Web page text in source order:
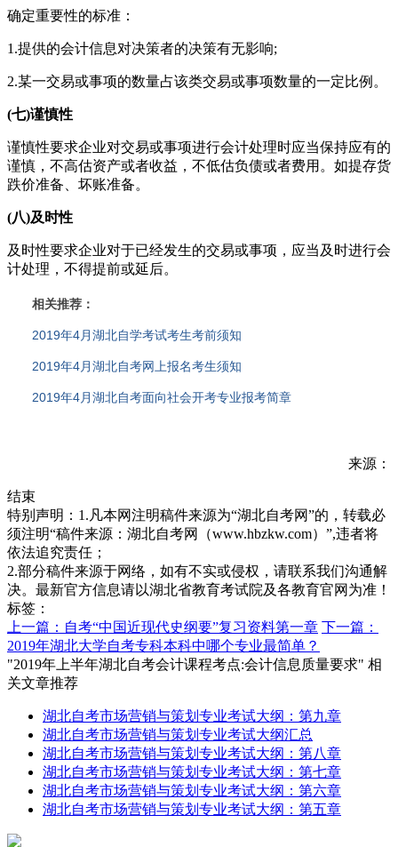
确定重要性的标准：
1.提供的会计信息对决策者的决策有无影响;
2.某一交易或事项的数量占该类交易或事项数量的一定比例。
(七)谨慎性
谨慎性要求企业对交易或事项进行会计处理时应当保持应有的
谨慎，不高估资产或者收益，不低估负债或者费用。如提存货
跌价准备、坏账准备。
(八)及时性
及时性要求企业对于已经发生的交易或事项，应当及时进行会
计处理，不得提前或延后。
相关推荐：
2019年4月湖北自学考试考生考前须知
2019年4月湖北自考网上报名考生须知
2019年4月湖北自考面向社会开考专业报考简章
来源：
结束
特别声明：1.凡本网注明稿件来源为“湖北自考网”的，转载必
须注明“稿件来源：湖北自考网（www.hbzkw.com）”,违者将
依法追究责任；
2.部分稿件来源于网络，如有不实或侵权，请联系我们沟通解
决。最新官方信息请以湖北省教育考试院及各教育官网为准！
标签：
上一篇：自考“中国近现代史纲要”复习资料第一章 下一篇：
2019年湖北大学自考专科本科中哪个专业最简单？
"2019年上半年湖北自考会计课程考点:会计信息质量要求" 相
关文章推荐
湖北自考市场营销与策划专业考试大纲：第九章
湖北自考市场营销与策划专业考试大纲汇总
湖北自考市场营销与策划专业考试大纲：第八章
湖北自考市场营销与策划专业考试大纲：第七章
湖北自考市场营销与策划专业考试大纲：第六章
湖北自考市场营销与策划专业考试大纲：第五章